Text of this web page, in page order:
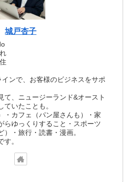
城戸杏子
れ
ンで、お客様のビジネスをサポ
て、ニュージーランド&オースト
ていたことも。
・カフェ（パン屋さんも）・家
らゆっくりすること・スポーツ
・旅行・読書・漫画。
。